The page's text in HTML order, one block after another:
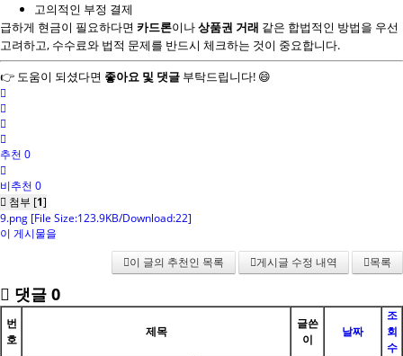
고의적인 부정 결제
급하게 현금이 필요하다면 카드론이나상품권 거래 같은 합법적인 방법을 우선
고려하고, 수수료와 법적 문제를 반드시 체크하는 것이 중요합니다.
👉 도움이 되셨다면 좋아요 및 댓글 부탁드립니다! 😄
추천 0
비추천 0
첨부 [1]
9.png [File Size:123.9KB/Download:22]
이 게시물을
이 글의 추천인 목록
게시글 수정 내역 목록
댓글 0
번
호
제목
글쓴
이
날짜
조
회
수